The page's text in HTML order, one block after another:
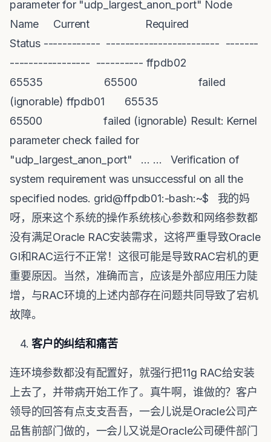
parameter for "udp_largest_anon_port" Node
Name Current Required
Status ------------ ------------------------ -------
----------------- ---------- ffpdb02
65535 65500 failed
(ignorable) ffpdb01 65535
65500 failed (ignorable) Result: Kernel
parameter check failed for
"udp_largest_anon_port" … … Verification of
system requirement was unsuccessful on all the
specified nodes. grid@ffpdb01:-bash:~$ 我的妈
呀，原来这个系统的操作系统核心参数和网络参数都
没有满足Oracle RAC安装需求，这将严重导致Oracle
GI和RAC运行不正常！这很可能是导致RAC宕机的更
重要原因。当然，准确而言，应该是外部应用压力陡
增，与RAC环境的上述内部存在问题共同导致了宕机
故障。
客户的纠结和痛苦
连环境参数都没有配置好，就强行把11g RAC给安装
上去了，并带病开始工作了。真牛啊，谁做的？客户
领导的回答有点支支吾吾，一会儿说是Oracle公司产
品售前部门做的，一会儿又说是Oracle公司硬件部门